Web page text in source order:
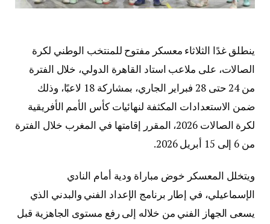
ينطلق غدًا الثلاثاء معسكر مفتوح للمنتخب الوطني لكرة
الصالات، على ملاعب استاد القاهرة الدولي، خلال الفترة
من 24 حتى 28 فبراير الجاري، بمشاركة 18 لاعبًا، وذلك
ضمن الاستعدادات المكثفة لنهائيات كأس الأمم الأفريقية
لكرة الصالات 2026، المقرر إقامتها في المغرب خلال الفترة
من 6 إلى 15 أبريل 2026.
ويتخلل المعسكر خوض مباراة ودية أمام النادي
الإسماعيلي، في إطار برنامج الإعداد الفني والبدني الذي
يسعى الجهاز الفني من خلاله إلى رفع مستوى الجاهزية قبل